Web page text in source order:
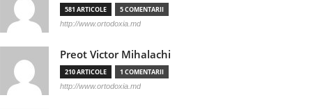
581 ARTICOLE 5 COMENTARII
http://www.ortodoxia.md
Preot Victor Mihalachi
210 ARTICOLE 1 COMENTARII
http://www.ortodoxia.md